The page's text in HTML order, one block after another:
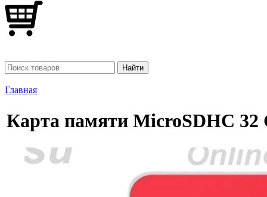
Главная
Карта памяти MicroSDHC